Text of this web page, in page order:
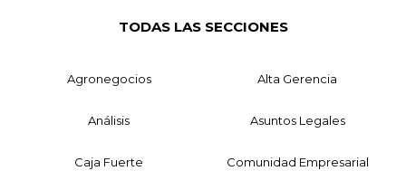
TODAS LAS SECCIONES
Agronegocios Alta Gerencia
Análisis Asuntos Legales
Caja Fuerte Comunidad Empresarial